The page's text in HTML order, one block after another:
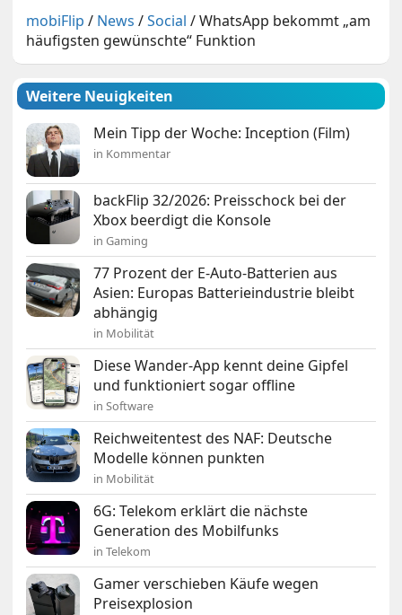
mobiFlip / News /Social /WhatsApp bekommt „am
häufigsten gewünschte“ Funktion
Weitere Neuigkeiten
Mein Tipp der Woche: Inception (Film)
in Kommentar
backFlip 32/2026: Preisschock bei der
Xbox beerdigt die Konsole
in Gaming
77 Prozent der E-Auto-Batterien aus
Asien: Europas Batterieindustrie bleibt
abhängig
in Mobilität
Diese Wander-App kennt deine Gipfel
und funktioniert sogar offline
in Software
Reichweitentest des NAF: Deutsche
Modelle können punkten
in Mobilität
6G: Telekom erklärt die nächste
Generation des Mobilfunks
in Telekom
Gamer verschieben Käufe wegen
Preisexplosion